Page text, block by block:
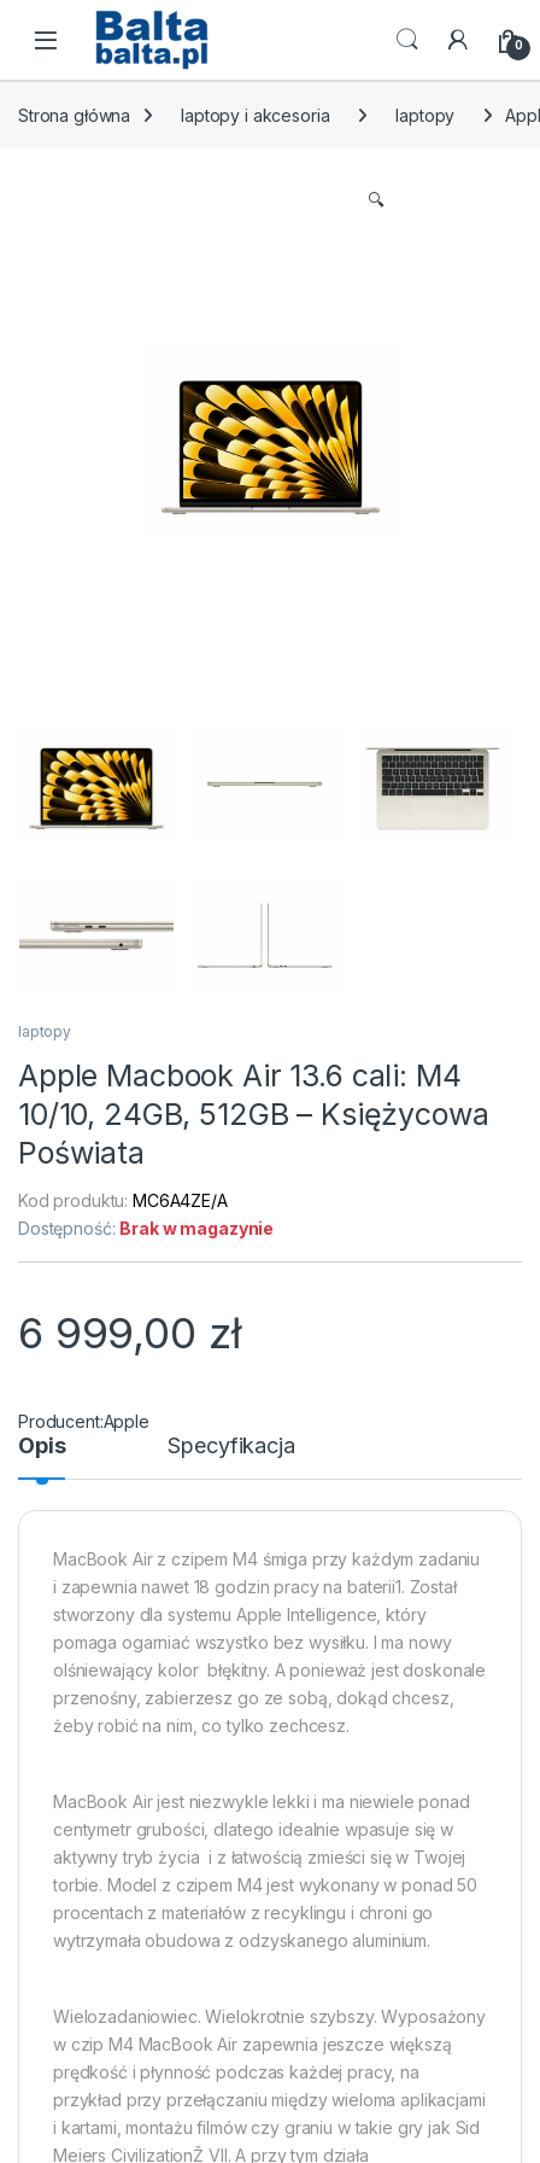
Skip to navigation
Skip to content
Open 0
Strona główna laptopy i akcesoria laptopy
🔍
laptopy
Apple Macbook Air 13.6 cali: M4
10/10, 24GB, 512GB – Księżycowa
Poświata
Kod produktu:MC6A4ZE/A
Dostępność: Brak w magazynie
6 999,00 zł
Apple
Opis Specyfikacja
MacBook Air z czipem M4 śmiga przy każdym zadaniu
i zapewnia nawet 18 godzin pracy na baterii1. Został
stworzony dla systemu Apple Intelligence, który
pomaga ogarniać wszystko bez wysiłku. I ma nowy
olśniewający kolor  błękitny. A ponieważ jest doskonale
przenośny, zabierzesz go ze sobą, dokąd chcesz,
żeby robić na nim, co tylko zechcesz.
MacBook Air jest niezwykle lekki i ma niewiele ponad
centymetr grubości, dlatego idealnie wpasuje się w
aktywny tryb życia  i z łatwością zmieści się w Twojej
torbie. Model z czipem M4 jest wykonany w ponad 50
procentach z materiałów z recyklingu i chroni go
wytrzymała obudowa z odzyskanego aluminium.
Wielozadaniowiec. Wielokrotnie szybszy. Wyposażony
w czip M4 MacBook Air zapewnia jeszcze większą
prędkość i płynność podczas każdej pracy, na
przykład przy przełączaniu między wieloma aplikacjami
i kartami, montażu filmów czy graniu w takie gry jak Sid
Meiers CivilizationŽ VII. A przy tym działa